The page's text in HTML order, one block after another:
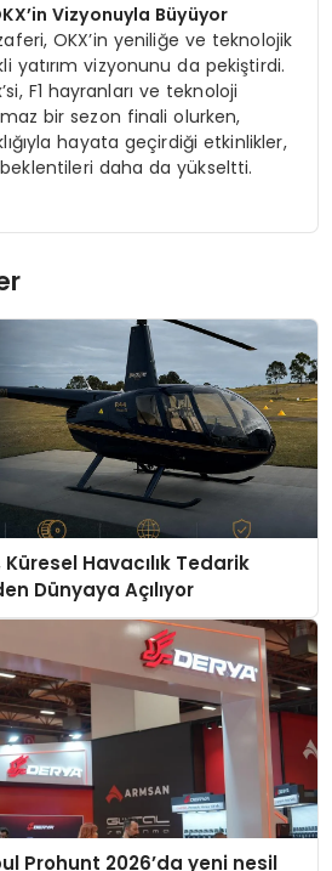
’in Vizyonuyla Büyüyor
OKX’in yeniliğe ve teknolojik
yatırım vizyonunu da pekiştirdi.
F1 hayranları ve teknoloji
bir sezon finali olurken,
hayata geçirdiği etkinlikler,
daha da yükseltti.
Havacılık Tedarik
Dünyaya Açılıyor
Prohunt 2026’da yeni nesil